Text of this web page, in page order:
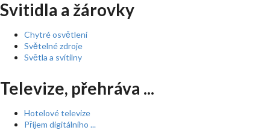
Svitidla a žárovky
Chytré osvětlení
Světelné zdroje
Světla a svítilny
Televize, přehráva ...
Hotelové televize
Příjem digitálního ...